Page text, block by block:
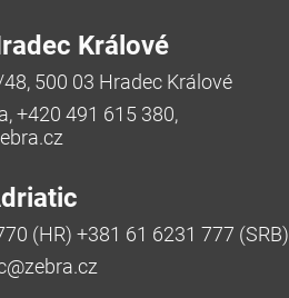
Králové
500 03 Hradec Králové
+420 491 615 380,
(HR) +381 61 6231 777 (SRB)